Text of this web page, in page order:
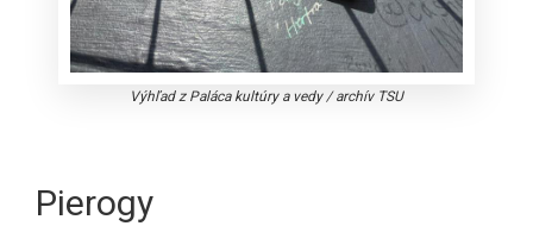
Výhľad z Paláca kultúry a vedy/archív TSU
Pierogy